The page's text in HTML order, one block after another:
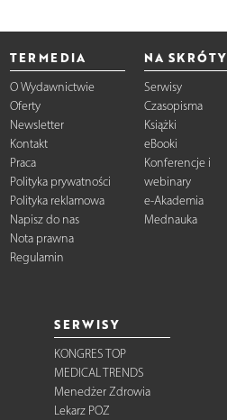
TERMEDIA
O Wydawnictwie
Oferty
Newsletter
Kontakt
Praca
Polityka prywatności
Polityka reklamowa
Napisz do nas
Nota prawna
Regulamin
NA SKRÓTY
Serwisy
Czasopisma
Książki
eBooki
Konferencje i
webinary
e-Akademia
Mednauka
SERWISY
KONGRES TOP
MEDICAL TRENDS
Menedżer Zdrowia
Lekarz POZ